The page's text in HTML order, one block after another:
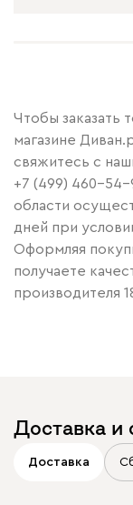
Чтобы заказать
магазине
свяжитесь с
+7 (499) 460-54-
области
дней при
Оформляя
получаете
производителя
Доставка и
Доставка